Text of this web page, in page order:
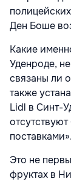
Ден Боше
Какие
Уденроде,
связаны ли
также
Lidl в Синт-
поставками».
Это не
фруктах в